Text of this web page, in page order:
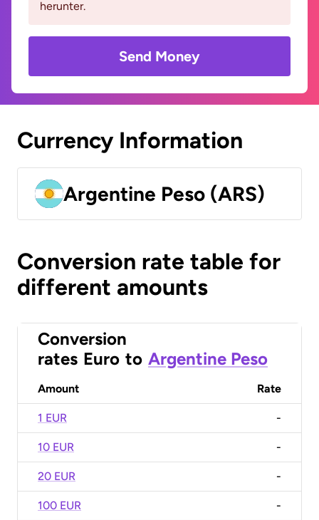
herunter.
Send Money
Currency Information
Argentine Peso (ARS)
Conversion rate table for
different amounts
Conversion
rates Euro to Argentine Peso
Amount Rate
1 EUR -
10 EUR -
20 EUR -
100 EUR -